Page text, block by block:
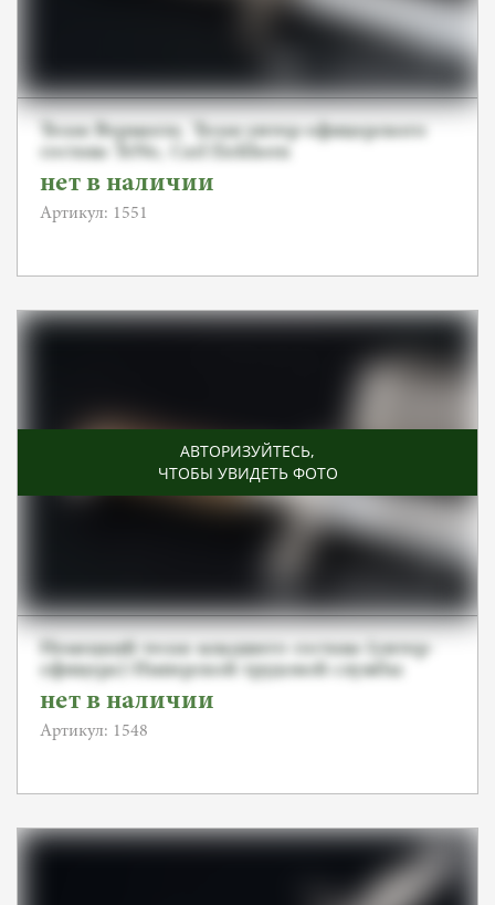
Тесак Вермахта. Тесак унтер-офицерского
состава TeNo, Carl Eickhorn
нет в наличии
Артикул: 1551
АВТОРИЗУЙТЕСЬ,
ЧТОБЫ УВИДЕТЬ ФОТО
Немецкий тесак младшего состава (унтер-
офицера) Имперской трудовой службы
нет в наличии
Артикул: 1548